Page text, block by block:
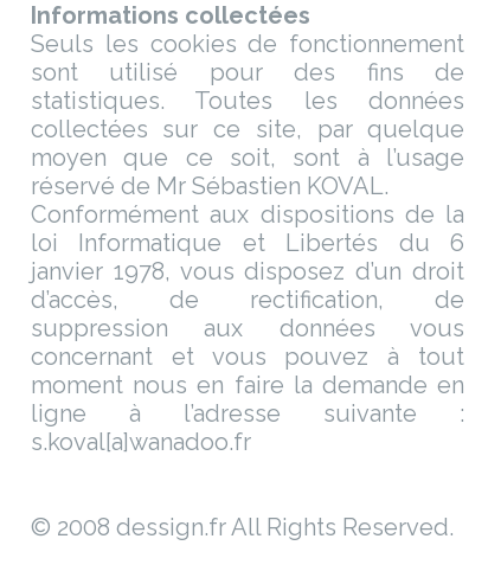
Informations collectées
Seuls les cookies de fonctionnement
sont utilisé pour des fins de
statistiques. Toutes les données
collectées sur ce site, par quelque
moyen que ce soit, sont à l’usage
réservé de Mr Sébastien KOVAL.
Conformément aux dispositions de la
loi Informatique et Libertés du 6
janvier 1978, vous disposez d’un droit
d’accès, de rectification, de
suppression aux données vous
concernant et vous pouvez à tout
moment nous en faire la demande en
ligne à l’adresse suivante :
s.koval[a]wanadoo.fr
© 2008 dessign.fr All Rights Reserved.